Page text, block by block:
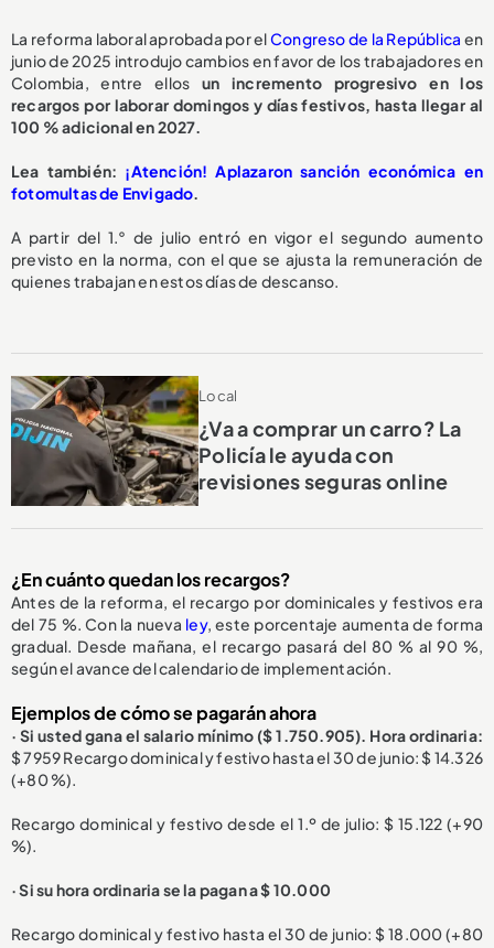
La reforma laboral aprobada por elCongreso de la República en
junio de 2025 introdujo cambios en favor de los trabajadores en
Colombia, entre ellos un incremento progresivo en los
recargos por laborar domingos y días festivos, hasta llegar al
100 % adicional en 2027.
Lea también: ¡Atención! Aplazaron sanción económica en
fotomultas de Envigado.
A partir del 1.° de julio entró en vigor el segundo aumento
previsto en la norma, con el que se ajusta la remuneración de
quienes trabajan en estos días de descanso.
Local
¿Va a comprar un carro? La
Policía le ayuda con
revisiones seguras online
¿En cuánto quedan los recargos?
Antes de la reforma, el recargo por dominicales y festivos era
del 75 %. Con la nueva ley, este porcentaje aumenta de forma
gradual. Desde mañana, el recargo pasará del 80 % al 90 %,
según el avance del calendario de implementación.
Ejemplos de cómo se pagarán ahora
· Si usted gana el salario mínimo ($ 1.750.905). Hora ordinaria:
$ 7959 Recargo dominical y festivo hasta el 30 de junio: $ 14.326
(+80 %).
Recargo dominical y festivo desde el 1.º de julio: $ 15.122 (+90
%).
· Si su hora ordinaria se la pagan a $ 10.000
Recargo dominical y festivo hasta el 30 de junio: $ 18.000 (+80